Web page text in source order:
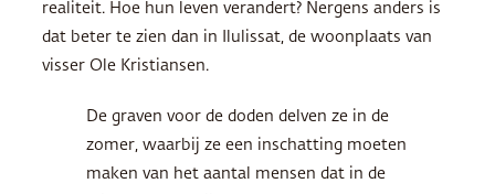
realiteit. Hoe hun leven verandert? Nergens anders is
dat beter te zien dan in Ilulissat, de woonplaats van
visser Ole Kristiansen.
De graven voor de doden delven ze in de
zomer, waarbij ze een inschatting moeten
maken van het aantal mensen dat in de